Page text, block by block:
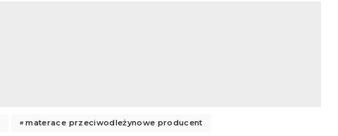
materace przeciwodleżynowe producent